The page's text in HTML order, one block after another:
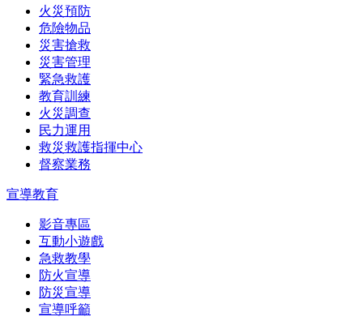
火災預防
危險物品
災害搶救
災害管理
緊急救護
教育訓練
火災調查
民力運用
救災救護指揮中心
督察業務
宣導教育
影音專區
互動小遊戲
急救教學
防火宣導
防災宣導
宣導呼籲